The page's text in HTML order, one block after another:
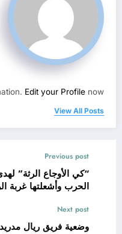
Edit your Profile now.
View All Posts
Previous post
“كي الأوجاع الرثة”
الحرب وأشعلتها غربة
Next post
وضعية فريق ريال